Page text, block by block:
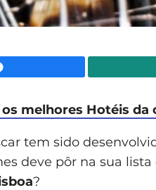
melhores Hotéis da
tem sido
deve pôr na sua
?